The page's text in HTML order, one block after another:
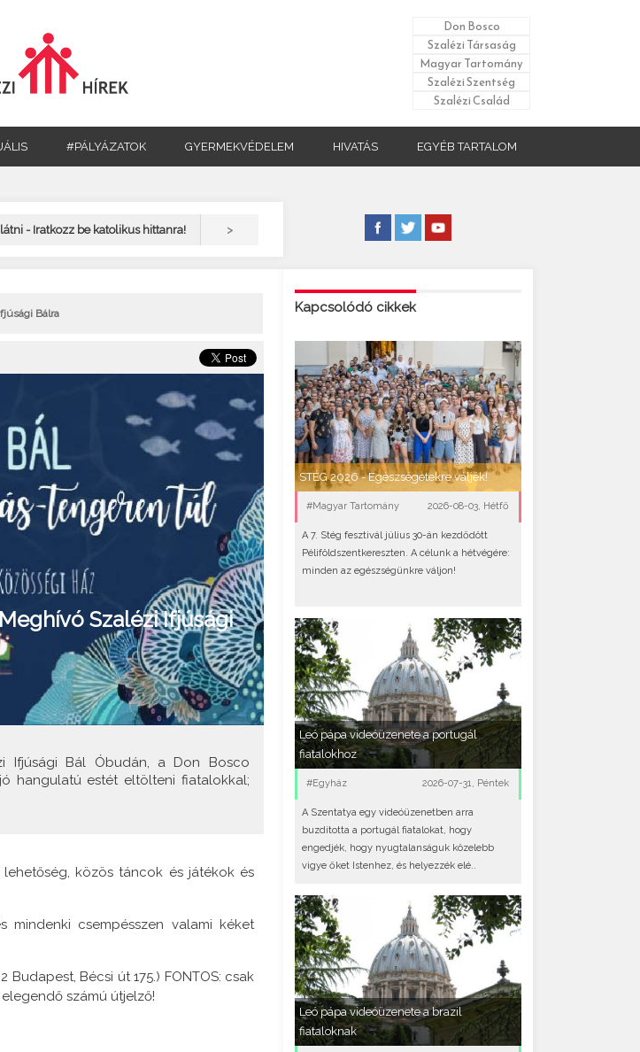
Don Bosco
Szalézi Társaság
Magyar Tartomány
Szalézi Szentség
Szalézi Család
#PÁLYÁZATOK GYERMEKVÉDELEM HIVATÁS EGYÉB TARTALOM
- Iratkozz be katolikus hittanra! >
Bálra
Szalézi Ifjúsági
Ifjúsági Bál Óbudán, a Don Bosco
hangulatú estét eltölteni fiatalokkal;
közös táncok és játékok és
mindenki csempésszen valami kéket
Budapest, Bécsi út 175.) FONTOS: csak
számú útjelző!
Kapcsolódó cikkek
STÉG 2026 - Egészségetekre váljék!
#Magyar Tartomány 2026-08-03, Hétfő
A 7. Stég fesztivál július 30-án kezdődött
Péliföldszentkereszten. A célunk a hétvégére:
minden az egészségünkre váljon!
Leó pápa videóüzenete a portugál
fiatalokhoz
#Egyház 2026-07-31, Péntek
A Szentatya egy videóüzenetben arra
buzdította a portugál fiatalokat, hogy
engedjék, hogy nyugtalanságuk közelebb
vigye őket Istenhez, és helyezzék elé..
Leó pápa videóüzenete a brazil
fiataloknak